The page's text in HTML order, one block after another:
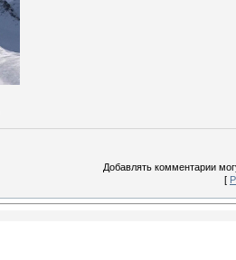
Добавлять комментарии
[